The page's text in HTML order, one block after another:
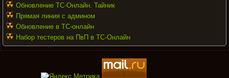
Обновление ТС-Онлайн. Тайник
Прямая линия с админом
Обновление в ТС-онлайн
Набор тестеров на ПвП в ТС-Онлайн